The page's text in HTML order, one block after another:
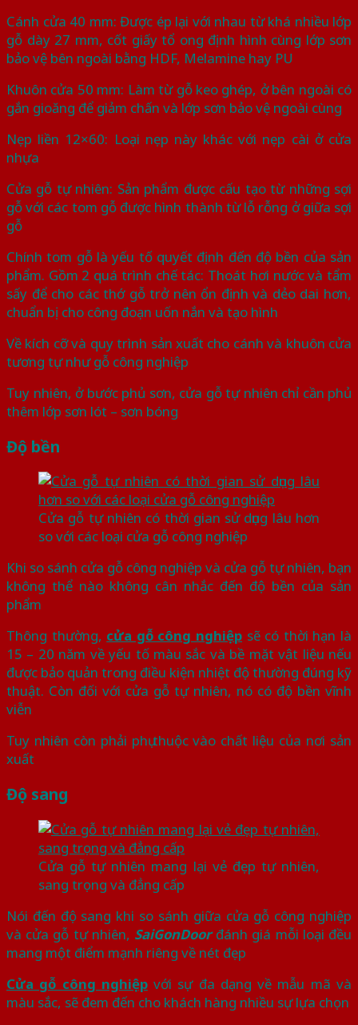
Cánh cửa 40 mm: Được ép lại với nhau từ khá nhiều lớp
gỗ dày 27 mm, cốt giấy tổ ong định hình cùng lớp sơn
bảo vệ bên ngoài bằng HDF, Melamine hay PU
Khuôn cửa 50 mm: Làm từ gỗ keo ghép, ở bên ngoài có
gắn gioăng để giảm chấn và lớp sơn bảo vệ ngoài cùng
Nẹp liền 12×60: Loại nẹp này khác với nẹp cài ở cửa
nhựa
Cửa gỗ tự nhiên: Sản phẩm được cấu tạo từ những sợi
gỗ với các tom gỗ được hình thành từ lỗ rỗng ở giữa sợi
gỗ
Chính tom gỗ là yếu tố quyết định đến độ bền của sản
phẩm. Gồm 2 quá trình chế tác: Thoát hơi nước và tẩm
sấy để cho các thớ gỗ trở nên ổn định và dẻo dai hơn,
chuẩn bị cho công đoạn uốn nắn và tạo hình
Về kích cỡ và quy trình sản xuất cho cánh và khuôn cửa
tương tự như gỗ công nghiệp
Tuy nhiên, ở bước phủ sơn, cửa gỗ tự nhiên chỉ cần phủ
thêm lớp sơn lót – sơn bóng
Độ bền
Cửa gỗ tự nhiên có thời gian sử dụng lâu hơn
so với các loại cửa gỗ công nghiệp
Khi so sánh cửa gỗ công nghiệp và cửa gỗ tự nhiên, bạn
không thể nào không cân nhắc đến độ bền của sản
phẩm
Thông thường, cửa gỗ công nghiệp sẽ có thời hạn là
15 – 20 năm về yếu tố màu sắc và bề mặt vật liệu nếu
được bảo quản trong điều kiện nhiệt độ thường đúng kỹ
thuật. Còn đối với cửa gỗ tự nhiên, nó có độ bền vĩnh
viễn
Tuy nhiên còn phải phụ thuộc vào chất liệu của nơi sản
xuất
Độ sang
Cửa gỗ tự nhiên mang lại vẻ đẹp tự nhiên,
sang trọng và đẳng cấp
Nói đến độ sang khi so sánh giữa cửa gỗ công nghiệp
và cửa gỗ tự nhiên, SaiGonDoorđánh giá mỗi loại đều
mang một điểm mạnh riêng về nét đẹp
Cửa gỗ công nghiệpvới sự đa dạng về mẫu mã và
màu sắc, sẽ đem đến cho khách hàng nhiều sự lựa chọn